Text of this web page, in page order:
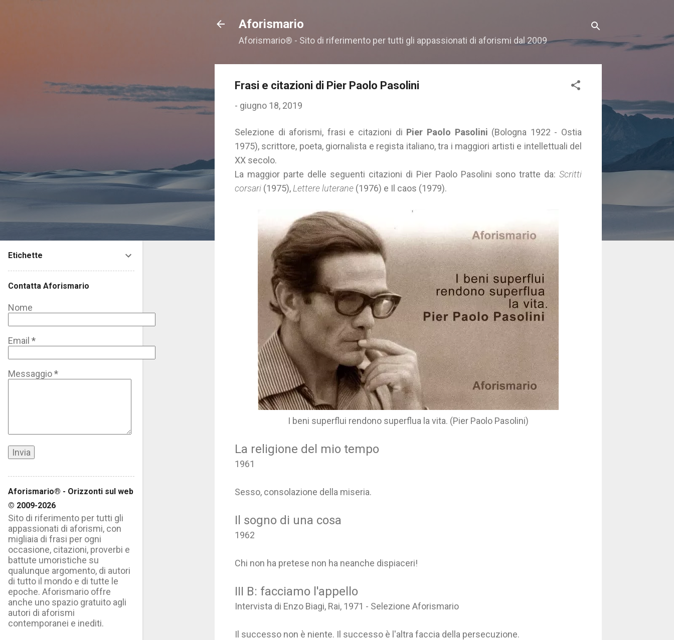
Aforismario
Aforismario® - Sito di riferimento per tutti gli appassionati di aforismi dal 2009
Frasi e citazioni di Pier Paolo Pasolini
- giugno 18, 2019
Selezione di aforismi, frasi e citazioni di Pier Paolo Pasolini (Bologna 1922 - Ostia
1975), scrittore, poeta, giornalista e regista italiano, tra i maggiori artisti e intellettuali del
XX secolo.
La maggior parte delle seguenti citazioni di Pier Paolo Pasolini sono tratte da: Scritti
corsari (1975), Lettere luterane (1976) e Il caos (1979).
I beni superflui rendono superflua la vita. (Pier Paolo Pasolini)
La religione del mio tempo
1961
Sesso, consolazione della miseria.
Il sogno di una cosa
1962
Chi non ha pretese non ha neanche dispiaceri!
III B: facciamo l'appello
Intervista di Enzo Biagi, Rai, 1971 - Selezione Aforismario
Il successo non è niente. Il successo è l'altra faccia della persecuzione.
Etichette
Contatta Aforismario
Nome
Email *
Messaggio*
Aforismario® - Orizzonti sul web
© 2009-2026
Sito di riferimento per tutti gli
appassionati di aforismi, con
migliaia di frasi per ogni
occasione, citazioni, proverbi e
battute umoristiche su
qualunque argomento, di autori
di tutto il mondo e di tutte le
epoche. Aforismario offre
anche uno spazio gratuito agli
autori di aforismi
contemporanei e inediti.